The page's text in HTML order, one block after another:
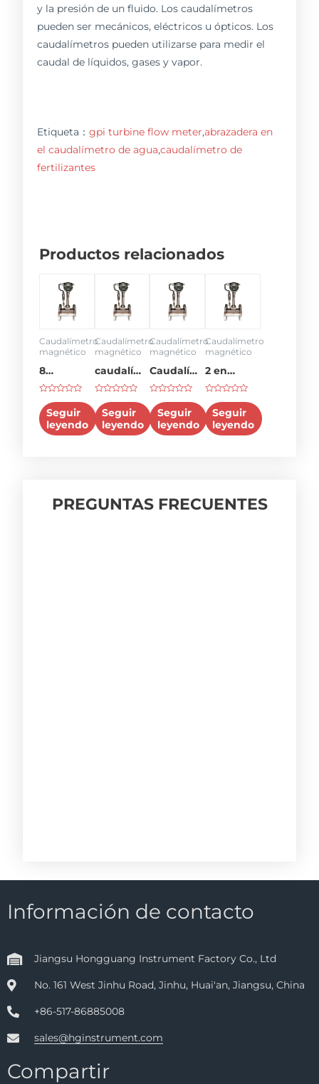
y la presión de un fluido. Los caudalímetros
pueden ser mecánicos, eléctricos u ópticos. Los
caudalímetros pueden utilizarse para medir el
caudal de líquidos, gases y vapor.
Etiqueta：gpi turbine flow meter,abrazadera en
el caudalímetro de agua,caudalímetro de
fertilizantes
Productos relacionados
Caudalímetro
magnético
8
caudalímetro
Rated
0
de
5
Seguir
leyendo
Caudalímetro
magnético
caudalímetro
4-20ma
Rated
0
de
5
Seguir
leyendo
Caudalímetro
magnético
Caudalímetro
en línea
de 2
pulgadas
Rated
0
de
5
Seguir
leyendo
Caudalímetro
magnético
2 en
caudalímetro
Rated
0
de
5
Seguir
leyendo
PREGUNTAS FRECUENTES
Información de contacto
Jiangsu Hongguang Instrument Factory Co., Ltd
No. 161 West Jinhu Road, Jinhu, Huai'an, Jiangsu, China
+86-517-86885008
sales@hginstrument.com
Compartir